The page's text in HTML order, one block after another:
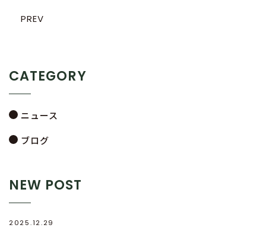
PREV
CATEGORY
ニュース
ブログ
NEW POST
2025.12.29